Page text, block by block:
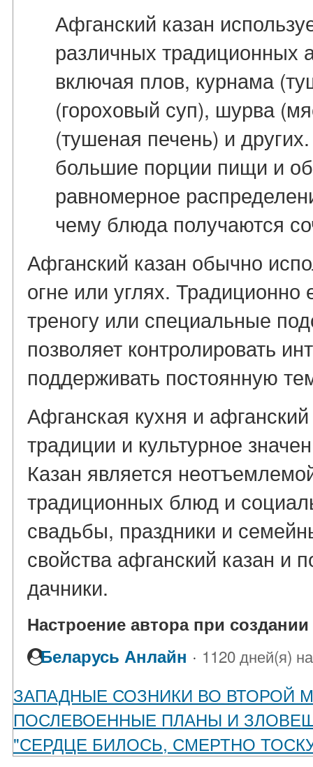
Афганский казан
различных традиционных
включая плов, курнама
(гороховый суп), шурва
(тушеная печень) и
большие порции пищи и
равномерное
чему блюда получаются
Афганский казан обычно
огне или углях. Традиционно
треногу или специальные
позволяет контролировать
поддерживать постоянную
Афганская кухня и
традиции и культурное
Казан является
традиционных блюд и
свадьбы, праздники и
свойства афганский казан и
дачники.
Настроение автора при
Беларусь Анлайн · 1120 дней(я)
ЗАПАДНЫЕ СОЗНИКИ ВО ВТОРОЙ
ПОСЛЕВОЕННЫЕ ПЛАНЫ И
"СЕРДЦЕ БИЛОСЬ, СМЕРТНО